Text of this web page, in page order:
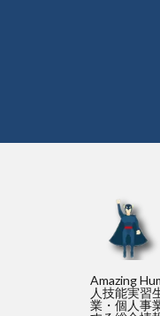
Amazing
人技能実習
業・個人事